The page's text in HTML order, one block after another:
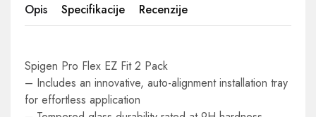
Opis Specifikacije Recenzije
Spigen Pro Flex EZ Fit 2 Pack
– Includes an innovative, auto-alignment installation tray
for effortless application